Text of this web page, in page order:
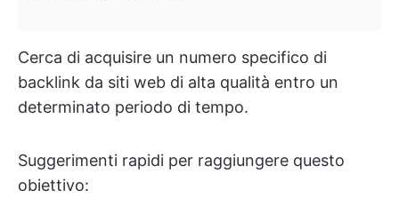
Cerca di acquisire un numero specifico di
backlink da siti web di alta qualità entro un
determinato periodo di tempo.
Suggerimenti rapidi per raggiungere questo
obiettivo: